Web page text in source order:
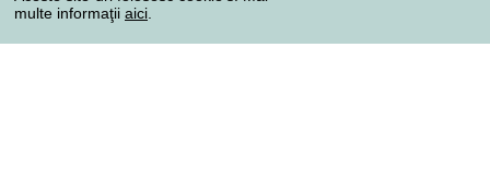
multe informaţii aici